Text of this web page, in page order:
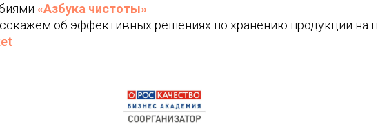
«Азбука чистоты»
об эффективных решениях по хранению продукции на